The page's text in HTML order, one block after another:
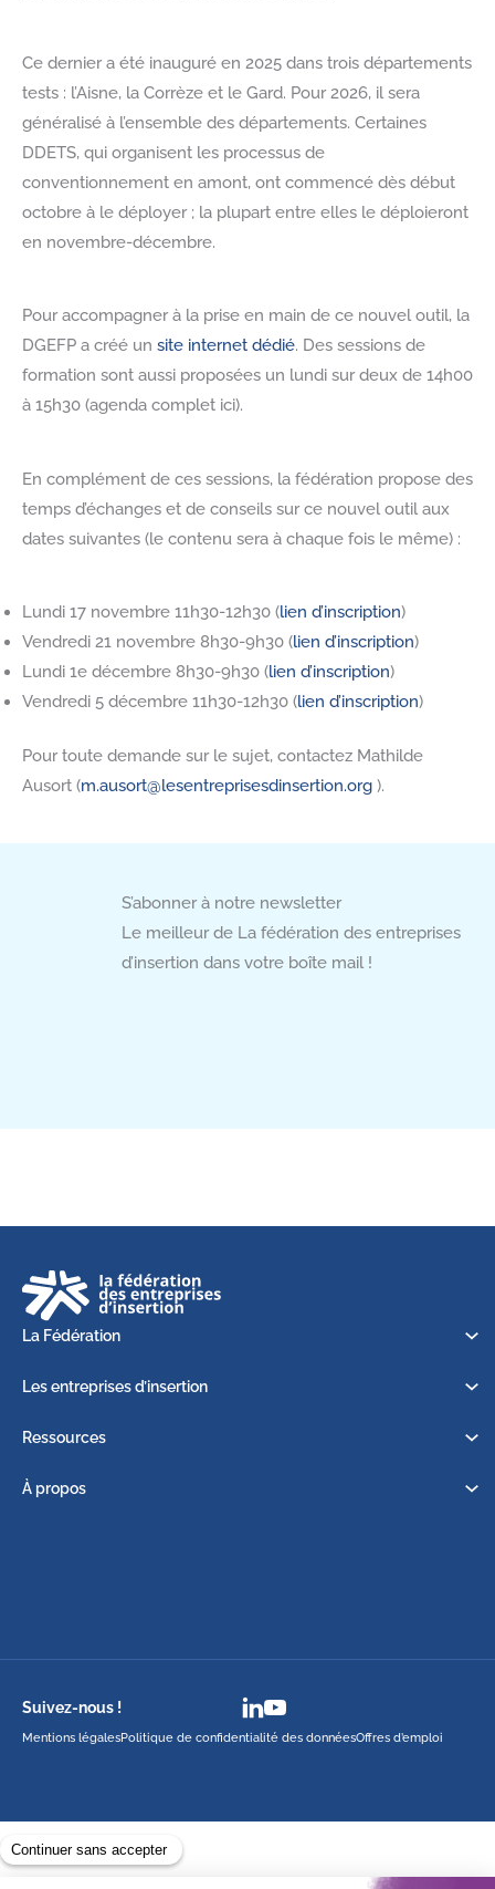
Ce dernier a été inauguré en 2025 dans trois départements
tests : l’Aisne, la Corrèze et le Gard. Pour 2026, il sera
généralisé à l’ensemble des départements. Certaines
DDETS, qui organisent les processus de
conventionnement en amont, ont commencé dès début
octobre à le déployer ; la plupart entre elles le déploieront
en novembre-décembre.
Pour accompagner à la prise en main de ce nouvel outil, la
DGEFP a créé un site internet dédié. Des sessions de
formation sont aussi proposées un lundi sur deux de 14h00
à 15h30 (agenda complet ici).
En complément de ces sessions, la fédération propose des
temps d’échanges et de conseils sur ce nouvel outil aux
dates suivantes (le contenu sera à chaque fois le même) :
Lundi 17 novembre 11h30-12h30 (lien d’inscription)
Vendredi 21 novembre 8h30-9h30 (lien d’inscription)
Lundi 1e décembre 8h30-9h30 (lien d’inscription)
Vendredi 5 décembre 11h30-12h30 (lien d’inscription)
Pour toute demande sur le sujet, contactez Mathilde
Ausort (m.ausort@lesentreprisesdinsertion.org ).
S’abonner à notre newsletter
Le meilleur de La fédération des entreprises
d’insertion dans votre boîte mail !
La Fédération
Les entreprises d’insertion
Ressources
À propos
Suivez-nous !
Mentions légalesPolitique de confidentialité des donnéesOffres d’emploi